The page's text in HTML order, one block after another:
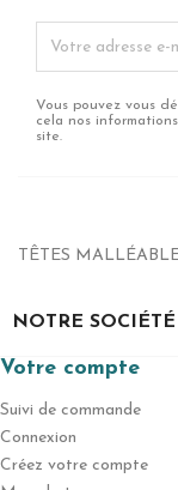
Vous pouvez vous
cela nos
site.
TÊTES
NOTRE SOCIÉTÉ
Votre compte
Suivi de commande
Connexion
Créez votre compte